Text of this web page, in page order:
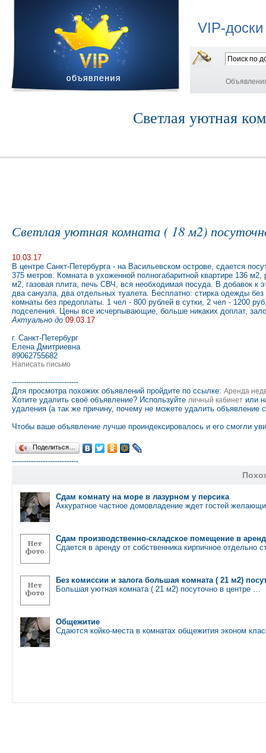
VIP-
Светлая уютная
Светлая уютная комната ( 18 м2)
10.03.17
В центре Санкт-Петербурга - на Васильевском острове, сдается
375 метров. Комната в ухоженной полногабаритной квартире 136
м2, газовая плита, печь СВЧ, вся необходимая посуда. В добавок к
два санузла, два отдельных туалета. Бесплатно: стирка одежды
комнаты без предоплаты. 1 чел - 800 рублей в сутки, 2 чел - 1200
подселения. Цены все исчерпывающие, больше никаких доплат,
Актуально до 09.03.17
г. Санкт-Петербург
Елена Дмитриевна
89062755682
Написать письмо
----------------------------
Для просмотра похожих объявлений пройдите по ссылке: Аренда
Хотите удалить своё объявление? Используйте личный кабинет или
удаления (а так же причину, почему не можете удалить объявление
Чтобы ваше объявление лучше проиндексировалось и его смогли
Поделиться…
----------------------------
Сдам комнату на море в лазурном у персика
Аккуратное частное домовладение ждет гостей
Сдам производственно-складское помещение в
Сдается в аренду от собственника кирпичное
Без комиссии и залога большая комната ( 21 м2)
Большая уютная комната ( 21 м2) посуточно в центре …
Общежитие
Сдаются койко-места в комнатах общежития эконом